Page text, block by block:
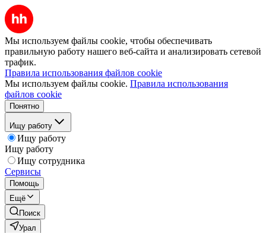
Мы используем файлы cookie, чтобы обеспечивать
правильную работу нашего веб-сайта и анализировать сетевой
трафик.
Правила использования файлов cookie
Мы используем файлы cookie. Правила использования
файлов cookie
Понятно
Ищу работу
Ищу работу
Ищу работу
Ищу сотрудника
Сервисы
Помощь
Ещё
Поиск
Урал